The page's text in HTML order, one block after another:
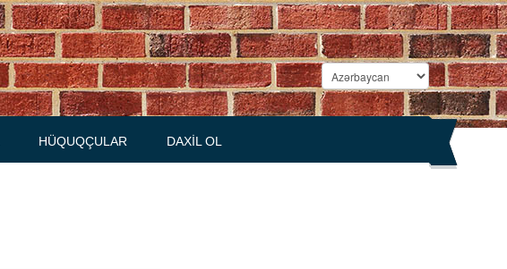
HÜQUQÇULAR DAXIL OL